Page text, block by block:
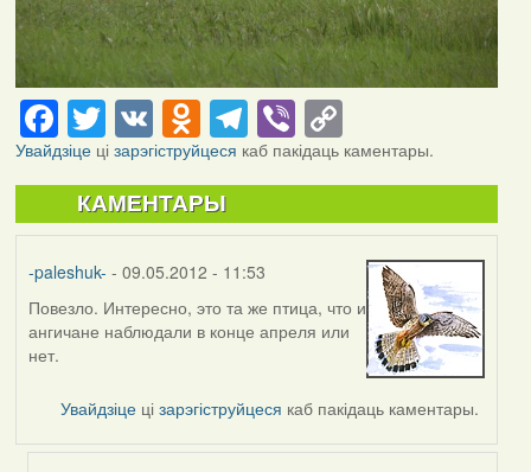
Facebook
Twitter
VKOdnoklassniki
Telegram
ViberCopy
Link
Увайдзіцеці зарэгіструйцеся каб пакідаць каментары.
КАМЕНТАРЫ
-paleshuk- - 09.05.2012 - 11:53
Повезло. Интересно, это та же птица, что и
ангичане наблюдали в конце апреля или
нет.
Увайдзіце цізарэгіструйцеся каб пакідаць каментары.